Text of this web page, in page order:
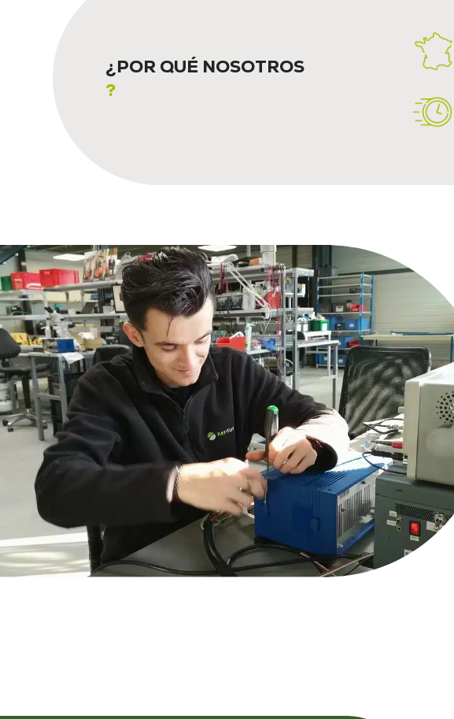
¿POR QUÉ NOSOTROS
?